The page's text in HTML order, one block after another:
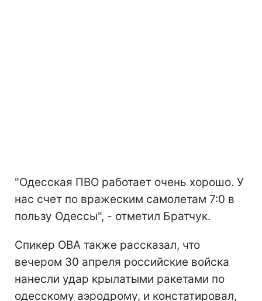
"Одесская ПВО работает очень хорошо. У
нас счет по вражеским самолетам 7:0 в
пользу Одессы", - отметил Братчук.
Спикер ОВА также рассказал, что
вечером 30 апреля российские войска
нанесли удар крылатыми ракетами по
одесскому аэродрому, и констатировал,